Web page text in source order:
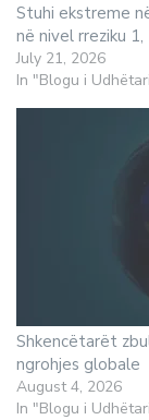
Stuhi ekstreme
në nivel rreziku
July 21, 2026
In "Blogu i
Shkencëtarët
ngrohjes globale
August 4, 2026
In "Blogu i